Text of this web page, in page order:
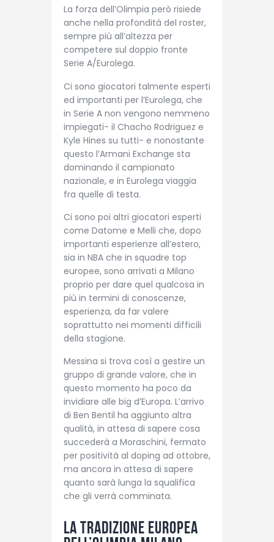
La forza dell’Olimpia però risiede
anche nella profondità del roster,
sempre più all’altezza per
competere sul doppio fronte
Serie A/Eurolega.
Ci sono giocatori talmente esperti
ed importanti per l’Eurolega, che
in Serie A non vengono nemmeno
impiegati- il Chacho Rodriguez e
Kyle Hines su tutti- e nonostante
questo l’Armani Exchange sta
dominando il campionato
nazionale, e in Eurolega viaggia
fra quelle di testa.
Ci sono poi altri giocatori esperti
come Datome e Melli che, dopo
importanti esperienze all’estero,
sia in NBA che in squadre top
europee, sono arrivati a Milano
proprio per dare quel qualcosa in
più in termini di conoscenze,
esperienza, da far valere
soprattutto nei momenti difficili
della stagione.
Messina si trova così a gestire un
gruppo di grande valore, che in
questo momento ha poco da
invidiare alle big d’Europa. L’arrivo
di Ben Bentil ha aggiunto altra
qualità, in attesa di sapere cosa
succederà a Moraschini, fermato
per positività al doping ad ottobre,
ma ancora in attesa di sapere
quanto sarà lunga la squalifica
che gli verrà comminata.
La tradizione europea